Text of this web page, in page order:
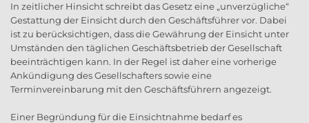
In zeitlicher Hinsicht schreibt das Gesetz eine „unverzügliche“
Gestattung der Einsicht durch den Geschäftsführer vor. Dabei
ist zu berücksichtigen, dass die Gewährung der Einsicht unter
Umständen den täglichen Geschäftsbetrieb der Gesellschaft
beeinträchtigen kann. In der Regel ist daher eine vorherige
Ankündigung des Gesellschafters sowie eine
Terminvereinbarung mit den Geschäftsführern angezeigt.
Einer Begründung für die Einsichtnahme bedarf es